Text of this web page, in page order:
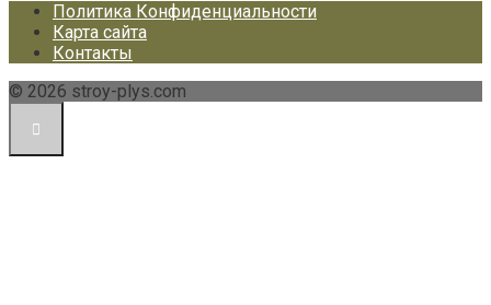
Политика Конфиденциальности
Карта сайта
Контакты
© 2026 stroy-plys.com